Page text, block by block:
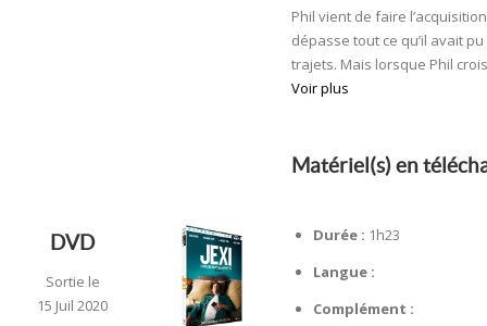
Phil vient de faire
dépasse tout ce qu’il avait
trajets. Mais lorsque Phil
Voir plus
Matériel(s) en
DVD
Sortie le
15 Juil 2020
Durée : 1h23
Langue :
Complément :